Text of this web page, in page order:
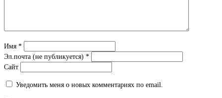
Имя *
Эл.почта (не публикуется) *
Сайт
Уведомить меня о новых комментариях по email.